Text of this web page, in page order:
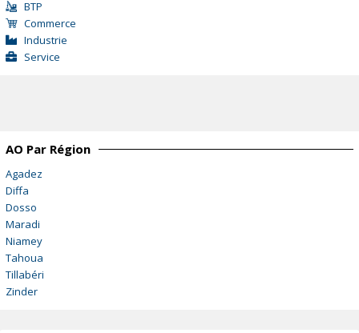
BTP
Commerce
Industrie
Service
AO Par Région
Agadez
Diffa
Dosso
Maradi
Niamey
Tahoua
Tillabéri
Zinder